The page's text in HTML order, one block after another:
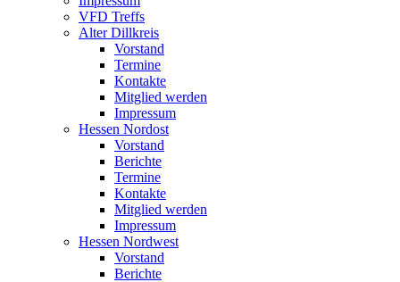
VFD Treffs
Alter Dillkreis
Vorstand
Termine
Kontakte
Mitglied werden
Impressum
Hessen Nordost
Vorstand
Berichte
Termine
Kontakte
Mitglied werden
Impressum
Hessen Nordwest
Vorstand
Berichte